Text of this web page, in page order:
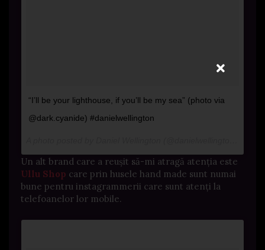
“I’ll be your lighthouse, if you’ll be my sea” (photo via
@dark.cyanide) #danielwellington
Un alt brand care a reușit să-mi atragă atenția este
Ullu Shop care prin husele hand made sunt numai
bune pentru instagrammerii care sunt atenți la
telefoanelor lor mobile.